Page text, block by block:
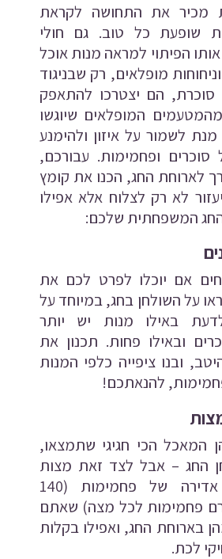
מכיר את התחושה לקראת
שופעת כל טוב. גם חולי
הפיתוי למראה מנות אוכל
מופלאים, רק שבניגוד
סוכרת, הם יצטרכו להתאפק
המופלאים שיוגשו
לשמור על איזון ולהימנע
ופחמימות. עבורכם,
לארוחת החג, הכנו את קומץ
לא רק לצלוח אלא אפילו
המשפחתית שלכם:
אם יוכלו לפרט לכם את
על השולחן בחג, במיוחד על
באילו מנות יש יותר
ובאילו פחות. תכנון את
ובנו ציפייה כלפי המנות
להנאתכם!
המאכל הכי חגיגי שתמצאו,
החג – אבל לצד זאת מצות
מכילות כמות אדירה של פחמימות (140
ו – 32 גרם פחמימות לכל מצה) שאתם
בארוחת החג, ואפילו בקלות
לכת.